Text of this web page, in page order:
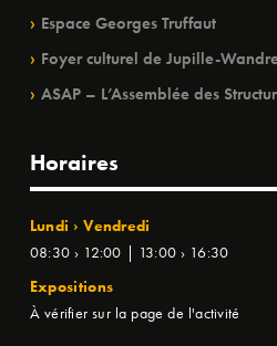
Espace Georges Truffaut
Foyer culturel de Jupille-
ASAP – L’Assemblée des
Horaires
Lundi › Vendredi
08:30 › 12:00 | 13:00 › 16:30
Expositions
À vérifier sur la page de l'activité